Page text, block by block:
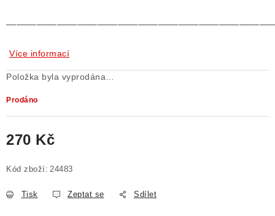
Více informací
Položka byla vyprodána…
Prodáno
270 Kč
Kód zboží: 24483
Tisk Zeptat se Sdílet